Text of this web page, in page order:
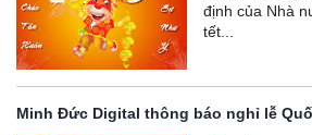
định của Nhà
tết...
Minh Đức Digital thông báo nghỉ lễ